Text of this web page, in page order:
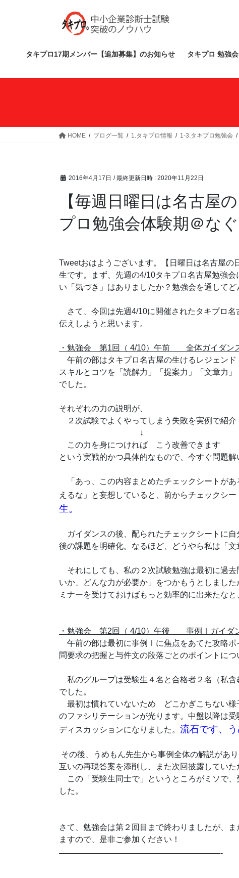
ス
ン
タキプロ17期メンバー【追加募集】のお知らせ タキプロ 勉強会
HOME ブログ一覧 1.タキプロ情報 1-3.タキプロ勉強会
2016年4月17日 / 最終更新日時 : 2020年11月22日
【毎週日曜日は名古屋
プロ勉強会体験期＠な
Tweetおはようございます。【日曜日は名古屋
生です。まず、先週の4/10タキプロ名古屋勉強
い「気づき」はありましたか？勉強会を通して
さて、今回は先週4/10に開催されたタキプロ
伝えしようと思います。
・勉強会 第1回（ 4/10）午前 全体ガイダン
午前の部はタキプロ名古屋の生けるレジェン
スキルとコツを「読解力」「提案力」「文章力
でした。
それぞれの力の説明が、
２次試験でよくやってしまう失敗を実例で紹介
↓
この力を身につければ こう改善できます
という実戦的かつ具体的なもので、今すぐ問題
「あっ、この内容まとめたチェックシートが
えるな」と妄想していると、前からチェックシー
生。
ガイダンスの後、配られたチェックシートに
後の課題を明確化。なるほど、どうやら私は「文
それにしても、私の２次試験勉強は最初に過
いか、どんな力が必要か」をつかもうとしまし
ミナーを受けておけばもっと効率的に出来たなと
・勉強会 第2回（ 4/10）午後 事例Ⅰガイダ
午前の部は最初に事例Ⅰに焦点をあてた攻略
問要求の把握と与件文の段落ごとのポイントに
私のグループは受験生４名と合格者２名（私
でした。
最初は慣れていないため どこかぎこちない様
のファシリテーションが光ります。中盤以降は
ディスカッションになりました。 流石です、う
その後、うめもん先生から事例全体の解説があ
互いの再現答案を添削し、また次回披露していた
この「受験生同士で」というところがミソで
した。
さて、勉強会は第２回目まで終わりましたが、
ますので、是非ご参加ください！
————————————————————-